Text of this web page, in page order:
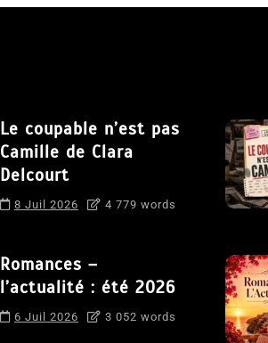
Le coupable n’est pas
Camille de Clara
Delcourt
8 Juil 2026 4 779 words
Romances –
l’actualité : été 2026
6 Juil 2026 3 052 words